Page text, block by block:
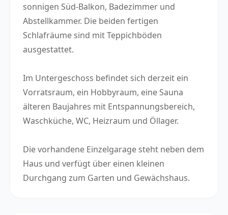
sonnigen Süd-Balkon, Badezimmer und
Abstellkammer. Die beiden fertigen
Schlafräume sind mit Teppichböden
ausgestattet.
Im Untergeschoss befindet sich derzeit ein
Vorratsraum, ein Hobbyraum, eine Sauna
älteren Baujahres mit Entspannungsbereich,
Waschküche, WC, Heizraum und Öllager.
Die vorhandene Einzelgarage steht neben dem
Haus und verfügt über einen kleinen
Durchgang zum Garten und Gewächshaus.